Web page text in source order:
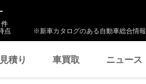
※新車カタログのある自動車総合情
件
点
積り 車買取 ニュース